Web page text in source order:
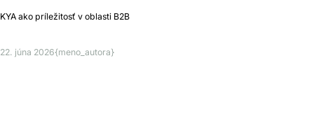
KYA ako príležitosť v oblasti B2B
22. júna 2026{meno_autora}